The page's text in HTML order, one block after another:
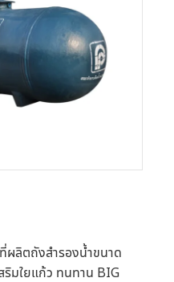
ผลิตถังสำรองน้ำขนาด
มใยแก้ว ทนทาน BIG